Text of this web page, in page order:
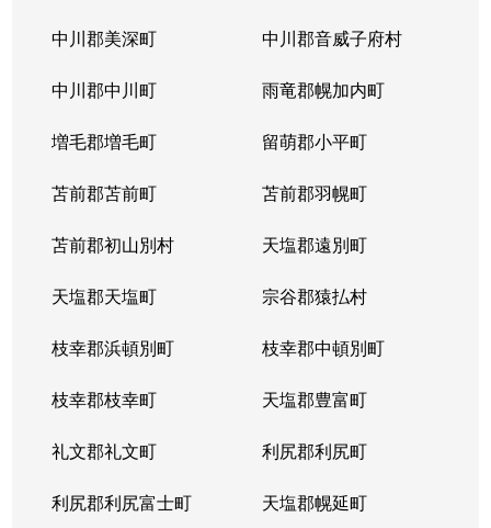
中川郡美深町 中川郡音威子府村
中川郡中川町 雨竜郡幌加内町
増毛郡増毛町 留萌郡小平町
苫前郡苫前町 苫前郡羽幌町
苫前郡初山別村 天塩郡遠別町
天塩郡天塩町 宗谷郡猿払村
枝幸郡浜頓別町 枝幸郡中頓別町
枝幸郡枝幸町 天塩郡豊富町
礼文郡礼文町 利尻郡利尻町
利尻郡利尻富士町 天塩郡幌延町